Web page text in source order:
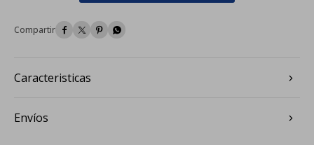
   
Caracteristicas
Envíos